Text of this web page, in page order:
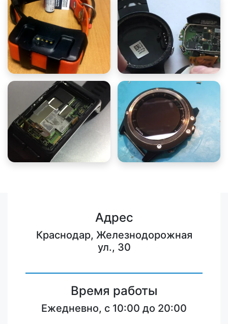
Адрес
Краснодар, Железнодорожная
ул., 30
Время работы
Ежедневно, с 10:00 до 20:00